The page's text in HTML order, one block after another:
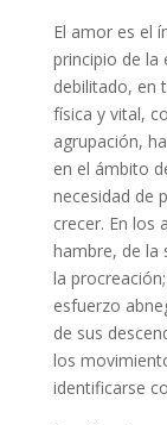
El amor es el
principio de la
debilitado, en
física y vital,
agrupación,
en el ámbito
necesidad de
crecer. En los
hambre, de la
la
esfuerzo
de sus
los
identificarse